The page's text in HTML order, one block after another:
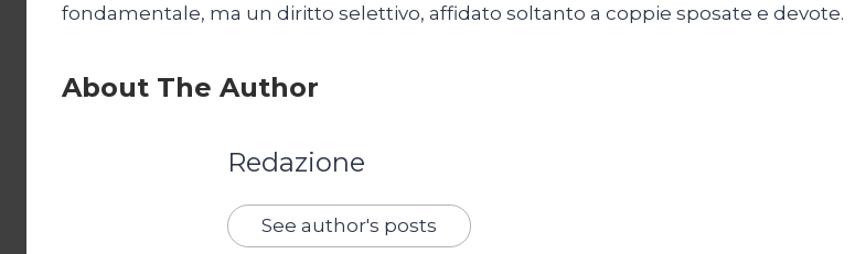
fondamentale, ma un diritto selettivo, affidato soltanto a coppie sposate e devote.
About The Author
Redazione
See author's posts